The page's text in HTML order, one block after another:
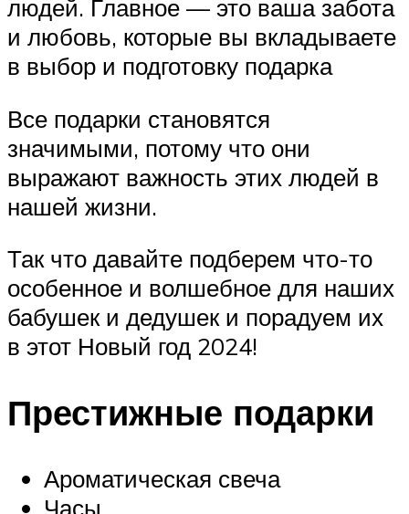
людей. Главное — это ваша забота
и любовь, которые вы вкладываете
в выбор и подготовку подарка
Все подарки становятся
значимыми, потому что они
выражают важность этих людей в
нашей жизни.
Так что давайте подберем что-то
особенное и волшебное для наших
бабушек и дедушек и порадуем их
в этот Новый год 2024!
Престижные подарки
Ароматическая свеча
Часы